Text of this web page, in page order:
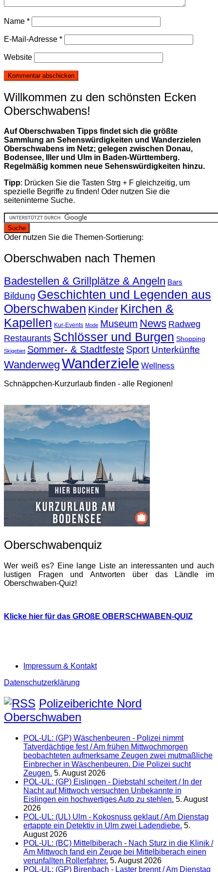
Name *
E-Mail-Adresse *
Website
Willkommen zu den schönsten Ecken
Oberschwabens!
Auf Oberschwaben Tipps findet sich die größte
Sammlung an Sehenswürdigkeiten und Wanderzielen
Oberschwabens im Netz; gelegen zwischen Donau,
Bodensee, Iller und Ulm in Baden-Württemberg.
Regelmäßig kommen neue Sehenswürdigkeiten hinzu.
Tipp: Drücken Sie die Tasten Strg + F gleichzeitig, um
spezielle Begriffe zu finden! Oder nutzen Sie die
seiteninterne Suche.
Oder nutzen Sie die Themen-Sortierung:
Oberschwaben nach Themen
Badestellen & Grillplätze & Angeln Bars
Bildung Geschichten und Legenden aus
Oberschwaben Kinder Kirchen &
Kapellen Kur-Events Mode Museum News Radweg
Restaurants Schlösser und Burgen Shopping
Skigebiet Sommer- & Stadtfeste Sport Unterkünfte
Wanderweg Wanderziele Wellness
Schnäppchen-Kurzurlaub finden - alle Regionen!
Oberschwabenquiz
Wer weiß es? Eine lange Liste an interessanten und auch
lustigen Fragen und Antworten über das Ländle im
Oberschwaben-Quiz!
Klicke hier für das GROßE OBERSCHWABEN-QUIZ
Impressum & Kontakt
Datenschutzerklärung
Polizeiberichte Nord
Oberschwaben
POL-UL: (GP) Wäschenbeuren - Polizei nimmt
Tatverdächtige fest / Am frühen Mittwochmorgen
beobachteten aufmerksame Zeugen zwei mutmaßliche
Einbrecher in Wäschenbeuren. Die Polizei sucht
Zeugen. 5. August 2026
POL-UL: (GP) Eislingen - Diebstahl scheitert / In der
Nacht auf Mittwoch versuchten Unbekannte in
Eislingen ein hochwertiges Auto zu stehlen. 5. August
2026
POL-UL: (UL) Ulm - Kokosnuss geklaut / Am Dienstag
ertappte ein Detektiv in Ulm zwei Ladendiebe. 5.
August 2026
POL-UL: (BC) Mittelbiberach - Nach Sturz in die Klinik /
Am Mittwoch fand ein Zeuge bei Mittelbiberach einen
verunfallten Rollerfahrer. 5. August 2026
POL-UL: (GP) Birenbach - Laster brennt / Am Dienstag